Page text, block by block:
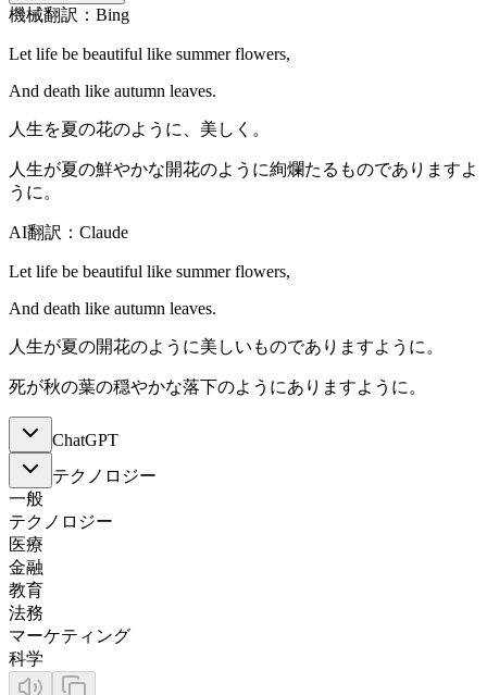
機械翻訳：Bing
Let life be beautiful like summer flowers,
And death like autumn leaves.
人生を夏の花のように、美しく。
人生が夏の鮮やかな開花のように絢爛たるものでありますよ
うに。
AI翻訳：Claude
Let life be beautiful like summer flowers,
And death like autumn leaves.
人生が夏の開花のように美しいものでありますように。
死が秋の葉の穏やかな落下のようにありますように。
ChatGPT
テクノロジー
一般
テクノロジー
医療
金融
教育
法務
マーケティング
科学